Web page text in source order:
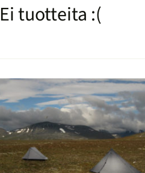
Ei tuotteita :(